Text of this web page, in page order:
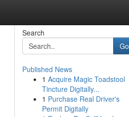
Search
Go
Published News
1 Acquire Magic Toadstool
Tincture Digitally...
1 Purchase Real Driver's
Permit Digitally